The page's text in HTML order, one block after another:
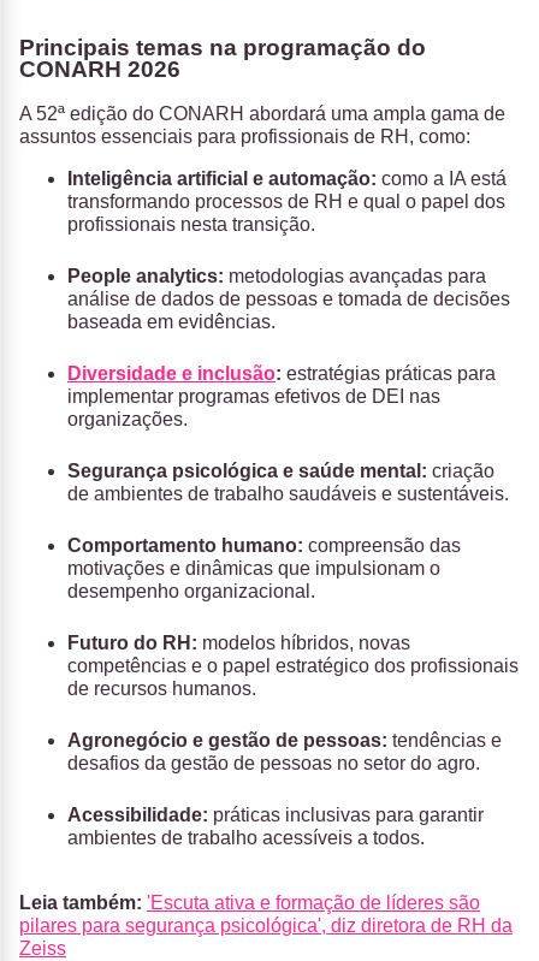
Principais temas na programação do
CONARH 2026
A 52ª edição do CONARH abordará uma ampla gama de
assuntos essenciais para profissionais de RH, como:
Inteligência artificial e automação: como a IA está
transformando processos de RH e qual o papel dos
profissionais nesta transição.
People analytics: metodologias avançadas para
análise de dados de pessoas e tomada de decisões
baseada em evidências.
Diversidade e inclusão: estratégias práticas para
implementar programas efetivos de DEI nas
organizações.
Segurança psicológica e saúde mental: criação
de ambientes de trabalho saudáveis e sustentáveis.
Comportamento humano: compreensão das
motivações e dinâmicas que impulsionam o
desempenho organizacional.
Futuro do RH: modelos híbridos, novas
competências e o papel estratégico dos profissionais
de recursos humanos.
Agronegócio e gestão de pessoas: tendências e
desafios da gestão de pessoas no setor do agro.
Acessibilidade: práticas inclusivas para garantir
ambientes de trabalho acessíveis a todos.
Leia também: 'Escuta ativa e formação de líderes são
pilares para segurança psicológica', diz diretora de RH da
Zeiss